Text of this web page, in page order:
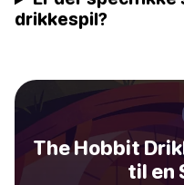
drikkespil?
The Hobbit
til en